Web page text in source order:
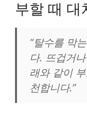
부할 때 대
“탈수를 막
다. 뜨겁거
래와 같이
천합니다.”